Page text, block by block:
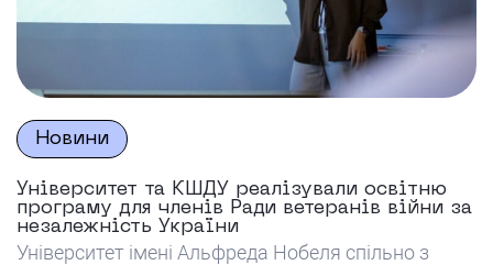
Новини
Університет та КШДУ реалізували освітню
програму для членів Ради ветеранів війни за
незалежність України
Університет імені Альфреда Нобеля спільно з